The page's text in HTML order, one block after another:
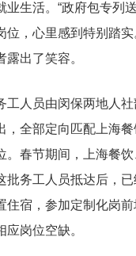
业生活。“政府包专列
位，心里感到特别踏实
出了笑容。
人员由闵保两地人社
，全部定向匹配上海
。春节期间，上海餐饮
批务工人员抵达后，
住宿，参加定制化岗
岗位空缺。